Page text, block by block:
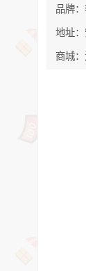
品牌
地址
商城